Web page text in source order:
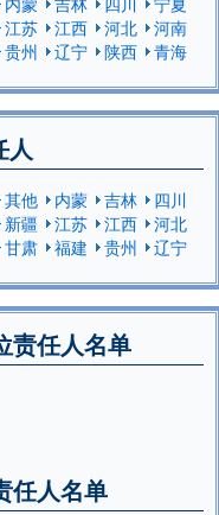
江苏 江西 河北
河南
贵州 辽宁 陕西
青海
人
其他 内蒙 吉林
四川
新疆 江苏 江西
河北
甘肃 福建 贵州
辽宁
责任人名单
任人名单